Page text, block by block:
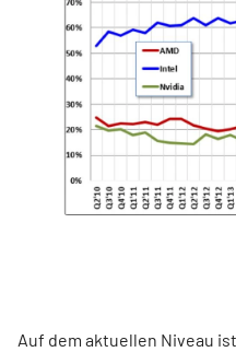
Auf dem aktuellen Niveau